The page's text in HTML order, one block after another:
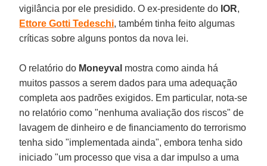
vigilância por ele presidido. O ex-presidente do IOR,
Ettore Gotti Tedeschi, também tinha feito algumas
críticas sobre alguns pontos da nova lei.
O relatório do Moneyval mostra como ainda há
muitos passos a serem dados para uma adequação
completa aos padrões exigidos. Em particular, nota-se
no relatório como "nenhuma avaliação dos riscos" de
lavagem de dinheiro e de financiamento do terrorismo
tenha sido "implementada ainda", embora tenha sido
iniciado "um processo que visa a dar impulso a uma